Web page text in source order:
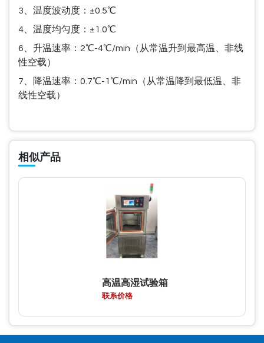
3、温度波动度：±0.5℃
4、温度均匀度：±1.0℃
6、升温速率：2℃-4℃/min（从常温升到最高温、非线
性空载）
7、降温速率：0.7℃-1℃/min（从常温降到最低温、非
线性空载）
相似产品
高温高湿试验箱
联系价格